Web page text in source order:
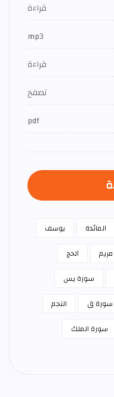
قراءة
mp3
قراءة
تصفح
pdf
المائدة
يوسف
مريم
الحج
سورة يس
سورة ق
النجم
سورة الملك